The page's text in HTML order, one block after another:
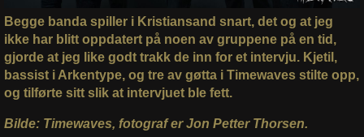
Begge banda spiller i Kristiansand snart, det og at jeg
ikke har blitt oppdatert på noen av gruppene på en tid,
gjorde at jeg like godt trakk de inn for et intervju. Kjetil,
bassist i Arkentype, og tre av gøtta i Timewaves stilte opp,
og tilførte sitt slik at intervjuet ble fett.
Bilde: Timewaves, fotograf er Jon Petter Thorsen.